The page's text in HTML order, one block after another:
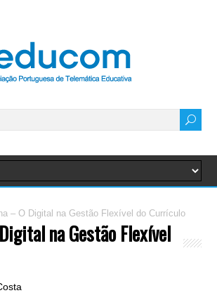
– O Digital na Gestão Flexível do Currículo
na Gestão Flexível